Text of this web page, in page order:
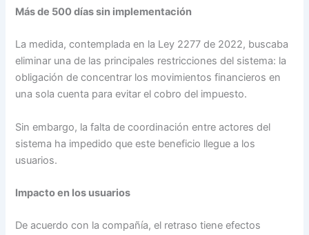
Más de 500 días sin implementación
La medida, contemplada en la Ley 2277 de 2022, buscaba
eliminar una de las principales restricciones del sistema: la
obligación de concentrar los movimientos financieros en
una sola cuenta para evitar el cobro del impuesto.
Sin embargo, la falta de coordinación entre actores del
sistema ha impedido que este beneficio llegue a los
usuarios.
Impacto en los usuarios
De acuerdo con la compañía, el retraso tiene efectos